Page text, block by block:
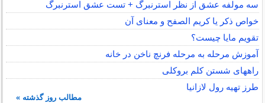
سه مولفه عشق از نظر استرنبرگ + تست عشق استرنبرگ
خواص ذکر یا کریم الصفح و معنای آن
تقویم مایا چیست؟
آموزش مرحله به مرحله فرنچ ناخن در خانه
راههای شستن کلم بروکلی
طرز تهیه رول لازانیا
مطالب روز گذشته »